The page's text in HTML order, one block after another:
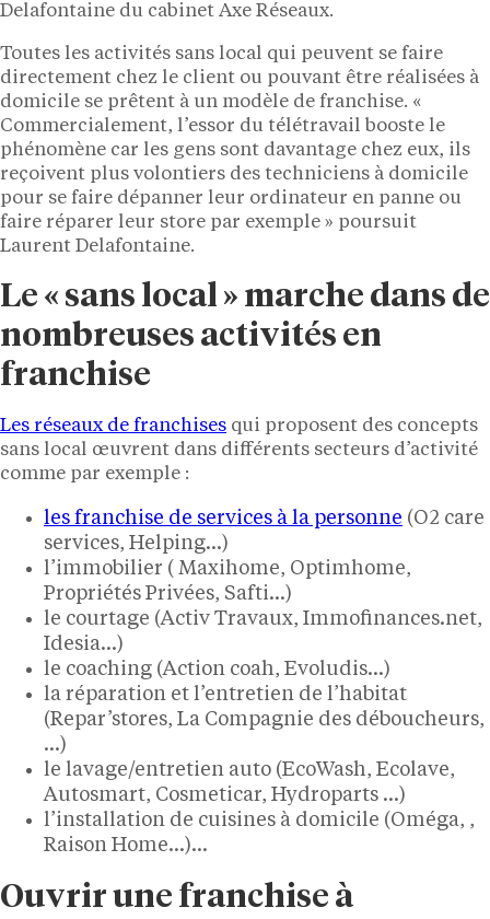
Delafontaine du cabinet Axe Réseaux.
Toutes les activités sans local qui peuvent se faire
directement chez le client ou pouvant être réalisées à
domicile se prêtent à un modèle de franchise. «
Commercialement, l’essor du télétravail booste le
phénomène car les gens sont davantage chez eux, ils
reçoivent plus volontiers des techniciens à domicile
pour se faire dépanner leur ordinateur en panne ou
faire réparer leur store par exemple » poursuit
Laurent Delafontaine.
Le « sans local » marche dans de
nombreuses activités en
franchise
Les réseaux de franchises qui proposent des concepts
sans local œuvrent dans différents secteurs d’activité
comme par exemple :
les franchise de services à la personne (O2 care
services, Helping…)
l’immobilier ( Maxihome, Optimhome,
Propriétés Privées, Safti…)
le courtage (Activ Travaux, Immofinances.net,
Idesia…)
le coaching (Action coah, Evoludis…)
la réparation et l’entretien de l’habitat
(Repar’stores, La Compagnie des déboucheurs,
…)
le lavage/entretien auto (EcoWash, Ecolave,
Autosmart, Cosmeticar, Hydroparts …)
l’installation de cuisines à domicile (Oméga, ,
Raison Home…)…
Ouvrir une franchise à